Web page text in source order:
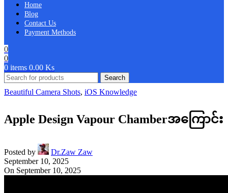
Home
Blog
Contact Us
Payment Methods
0
0
0 items 0.00 Ks
Search
Beautiful Camera Shots, iOS Knowledge
Apple Design Vapour Chamberအကြောင်း
Posted by
Dr.Zaw Zaw
September 10, 2025
On September 10, 2025